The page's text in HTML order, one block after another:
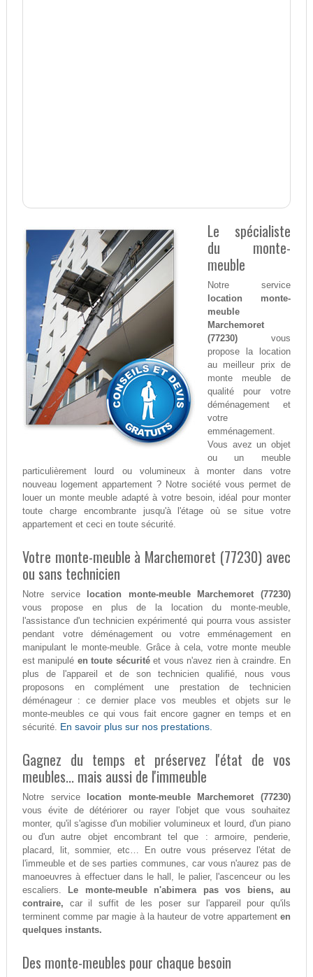
Le spécialiste
du monte-
meuble
Notre service
location monte-
meuble
Marchemoret
(77230)vous
propose la location
au meilleur prix de
monte meuble de
qualité pour votre
déménagement et
votre
emménagement.
Vous avez un objet
ou un meuble
particulièrement lourd ou volumineux à monter dans votre
nouveau logement appartement ? Notre société vous permet de
louer un monte meuble adapté à votre besoin, idéal pour monter
toute charge encombrante jusqu'à l'étage où se situe votre
appartement et ceci en toute sécurité.
Votre monte-meuble à Marchemoret (77230) avec
ou sans technicien
Notre service
location monte-meuble Marchemoret (77230)
vous propose en plus de la location du monte-meuble,
l'assistance d'un technicien expérimenté qui pourra vous assister
pendant votre déménagement ou votre emménagement en
manipulant le monte-meuble. Grâce à cela, votre monte meuble
est manipulé en toute sécuritéet vous n'avez rien à craindre. En
plus de l'appareil et de son technicien qualifié, nous vous
proposons en complément une prestation de technicien
déménageur : ce dernier place vos meubles et objets sur le
monte-meubles ce qui vous fait encore gagner en temps et en
sécurité. En savoir plus sur nos prestations.
Gagnez du temps et préservez l'état de vos
meubles... mais aussi de l'immeuble
Notre service
location monte-meuble Marchemoret (77230)
vous évite de détériorer ou rayer l'objet que vous souhaitez
monter, qu'il s'agisse d'un mobilier volumineux et lourd, d'un piano
ou d'un autre objet encombrant tel que : armoire, penderie,
placard, lit, sommier, etc… En outre vous préservez l'état de
l'immeuble et de ses parties communes, car vous n'aurez pas de
manoeuvres à effectuer dans le hall, le palier, l'ascenceur ou les
escaliers.
Le monte-meuble n'abimera pas vos biens, au
contraire, car il suffit de les poser sur l'appareil pour qu'ils
terminent comme par magie à la hauteur de votre appartementen
quelques instants.
Des monte-meubles pour chaque besoin